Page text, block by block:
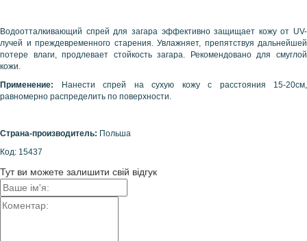
Водоотталкивающий спрей для загара эффективно защищает кожу от UV-
лучей и преждевременного старения. Увлажняет, препятствуя дальнейшей
потере влаги, продлевает стойкость загара. Рекомендовано для смуглой
кожи.
Применение:
Нанести спрей на сухую кожу с расстояния 15-20см,
равномерно распределить по поверхности.
Страна-производитель: Польша
Код: 15437
Тут ви можете залишити свій відгук